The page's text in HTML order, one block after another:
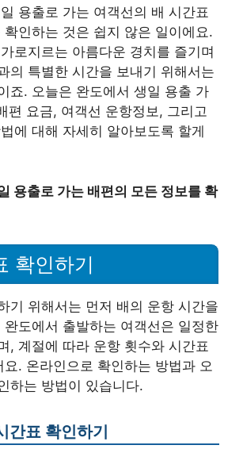
용출로 가는 여객선의 배 시간표
확인하는 것은 쉽지 않은 일이에요.
로지르는 아름다운 경치를 즐기며
의 특별한 시간을 보내기 위해서는
죠. 오늘은 완도에서 생일 용출 가
편 요금, 여객선 운항정보, 그리고
에 대해 자세히 알아보도록 할게
용출로 가는 배편의 모든 정보를 확
확인하기
기 위해서는 먼저 배의 운항 시간을
완도에서 출발하는 여객선은 일정한
, 계절에 따라 운항 횟수와 시간표
요. 온라인으로 확인하는 방법과 오
하는 방법이 있습니다.
간표 확인하기